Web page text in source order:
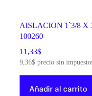
AISLACION 1`3/8 X
100260
11,33$
9,36$ precio sin
Añadir al carrito